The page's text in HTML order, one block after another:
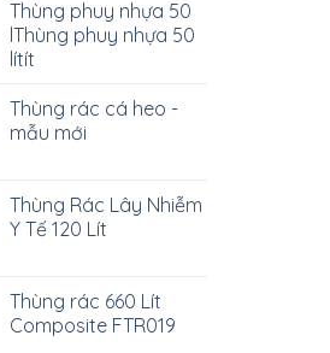
Thùng phuy nhựa 50
lThùng phuy nhựa 50
lítít
Thùng rác cá heo -
mẫu mới
Thùng Rác Lây Nhiễm
Y Tế 120 Lít
Thùng rác 660 Lít
Composite FTR019